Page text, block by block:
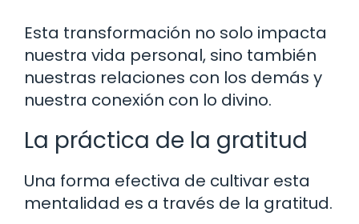
Esta transformación no solo impacta
nuestra vida personal, sino también
nuestras relaciones con los demás y
nuestra conexión con lo divino.
La práctica de la gratitud
Una forma efectiva de cultivar esta
mentalidad es a través de la gratitud.